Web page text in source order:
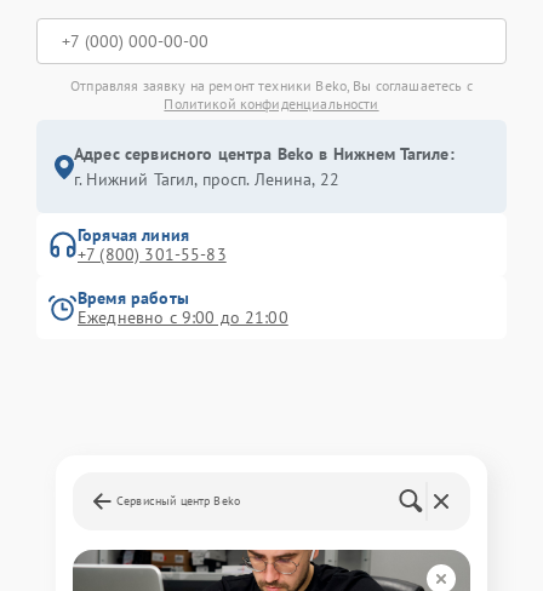
Отправляя заявку на ремонт техники Beko, Вы соглашаетесь с
Политикой конфиденциальности
Адрес сервисного центра Beko в Нижнем Тагиле:
г. Нижний Тагил, просп. Ленина, 22
Горячая линия
+7 (800) 301-55-83
Время работы
Ежедневно с 9:00 до 21:00
Сервисный центр Beko